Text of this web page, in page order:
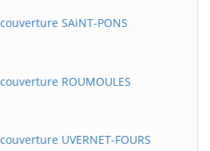
SAiNT-PONS
ROUMOULES
UVERNET-FOURS